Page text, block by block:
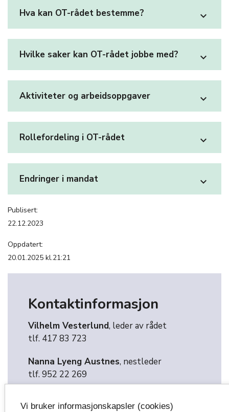
Hva kan OT-rådet bestemme? expand_more
Hvilke saker kan OT-rådet jobbe med? expand_more
Aktiviteter og arbeidsoppgaver expand_more
Rollefordeling i OT-rådet expand_more
Endringer i mandat expand_more
Publisert:
22.12.2023
Oppdatert:
20.01.2025 kl.21:21
Kontaktinformasjon
Vilhelm Vesterlund, leder av rådet
tlf. 417 83 723
Nanna Lyeng Austnes, nestleder
tlf. 952 22 269
Vi bruker informasjonskapsler (cookies)